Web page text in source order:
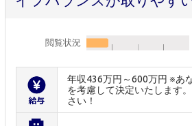
閲覧状況
年収436万円～600万円 ※あ
を考慮して決定いたします
さい！